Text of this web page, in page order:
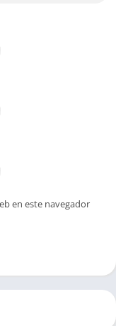
en este navegador